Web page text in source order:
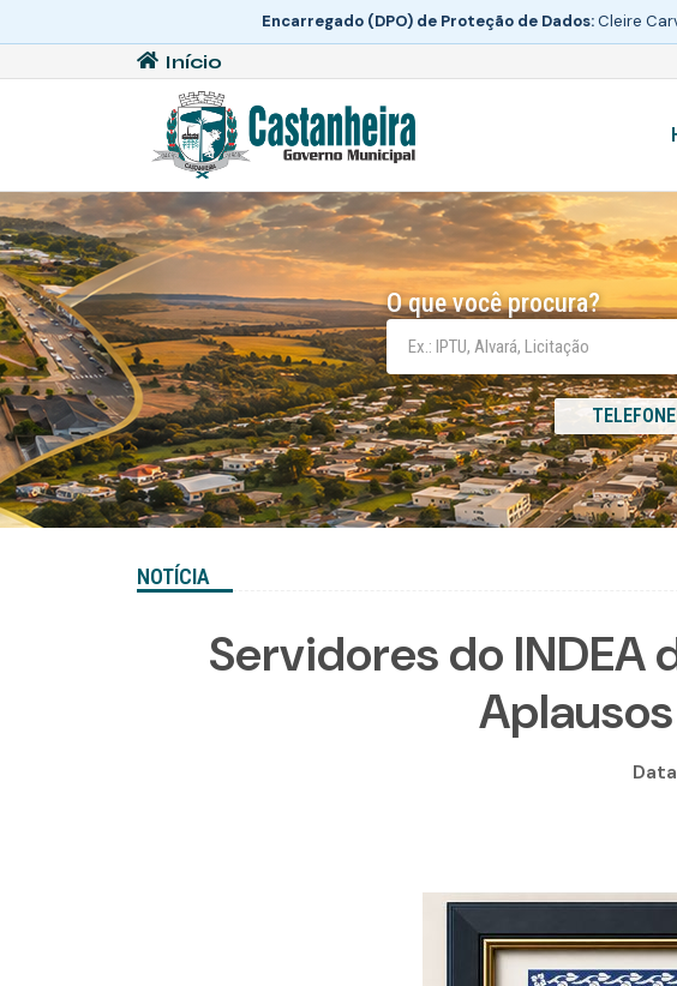
Encarregado (DPO) de Proteção de Dados:Cleire
Início
O que você procura?
NOTÍCIA
Servidores do